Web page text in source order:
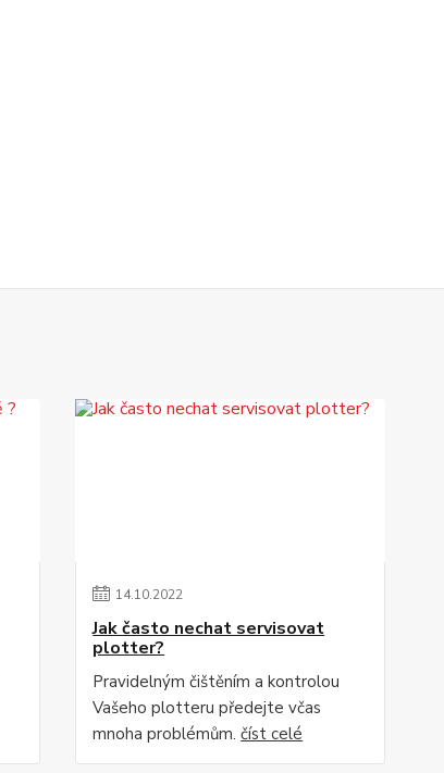
14.10.2022
Jak často nechat servisovat
plotter?
Pravidelným čištěním a kontrolou
Vašeho plotteru předejte včas
mnoha problémům.číst celé